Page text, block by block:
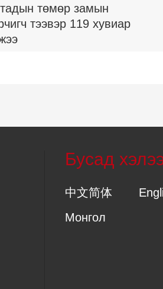
төмөр замын
тээвэр 119 хувиар
Бусад
中文简体
Монгол